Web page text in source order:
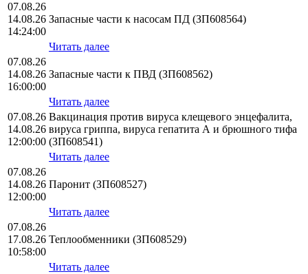
07.08.26
14.08.26
14:24:00
Запасные части к насосам ПД (ЗП608564)
Читать далее
07.08.26
14.08.26
16:00:00
Запасные части к ПВД (ЗП608562)
Читать далее
07.08.26
14.08.26
12:00:00
Вакцинация против вируса клещевого энцефалита,
вируса гриппа, вируса гепатита А и брюшного тифа
(ЗП608541)
Читать далее
07.08.26
14.08.26
12:00:00
Паронит (ЗП608527)
Читать далее
07.08.26
17.08.26
10:58:00
Теплообменники (ЗП608529)
Читать далее